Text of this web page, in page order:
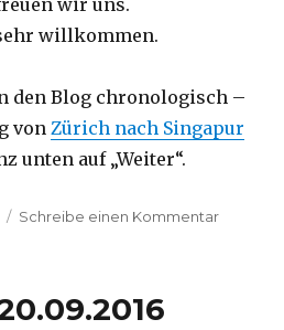
wir uns.
willkommen.
den Blog chronologisch –
vonZürich nach Singapur
unten auf „Weiter“.
Schreibe einen Kommentarzu